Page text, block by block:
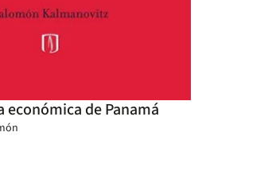
económica de Panamá